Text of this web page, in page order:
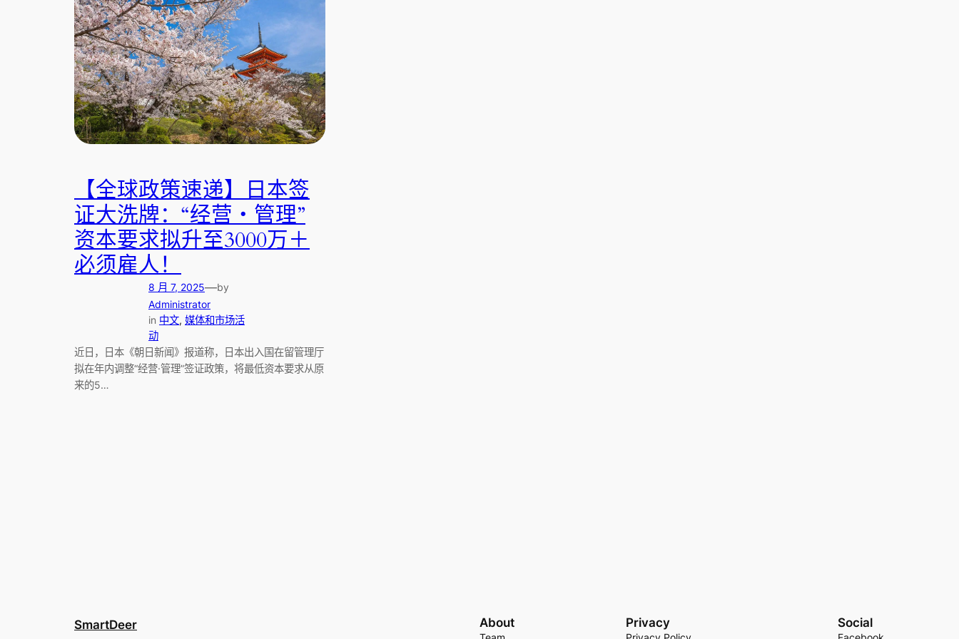
【全球政策速递】日本签
证大洗牌：“经营・管理”
资本要求拟升至3000万＋
必须雇人！
8 月 7, 2025—by
Administrator
in 中文, 媒体和市场活
动
近日，日本《朝日新闻》报道称，日本出入国在留管理厅
拟在年内调整“经营·管理”签证政策，将最低资本要求从原
来的5…
SmartDeer About Privacy Social